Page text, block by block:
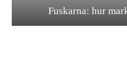
Fuskarna: hur